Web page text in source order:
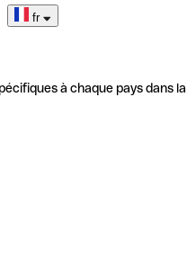
fr
à chaque pays dans la